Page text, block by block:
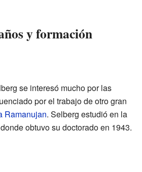
y formación
se interesó mucho por las
por el trabajo de otro gran
Ramanujan. Selberg estudió en la
obtuvo su doctorado en 1943.